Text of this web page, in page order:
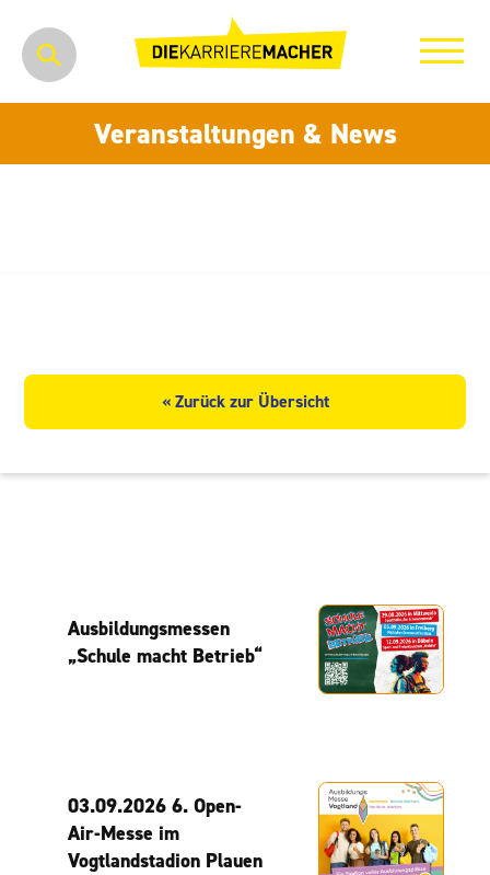
Veranstaltungen & News
« Zurück zur Übersicht
Ausbildungsmessen
„Schule macht Betrieb“
03.09.2026 6. Open-
Air-Messe im
Vogtlandstadion Plauen